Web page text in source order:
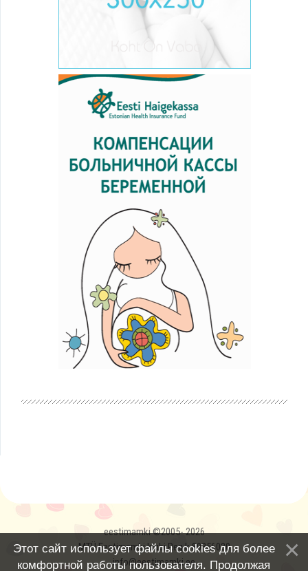
eestimamki ©2005- 2026
MTÜ Eestimamki klubi Reg.k 80356030
info@eestimamki.ee
Этот сайт использует файлы cookies для более
комфортной работы пользователя. Продолжая